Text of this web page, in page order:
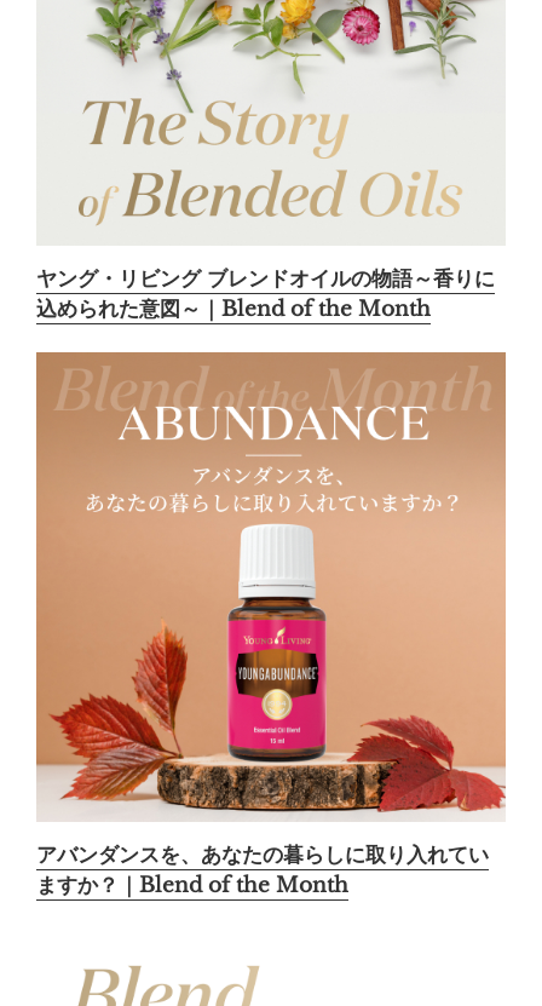
ヤング・リビング ブレンドオイルの物語～香りに
込められた意図～｜Blend of the Month
アバンダンスを、あなたの暮らしに取り入れてい
ますか？｜Blend of the Month